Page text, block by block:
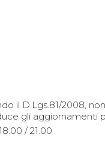
il D.Lgs.81/2008,
gli aggiornamenti
/ 21.00